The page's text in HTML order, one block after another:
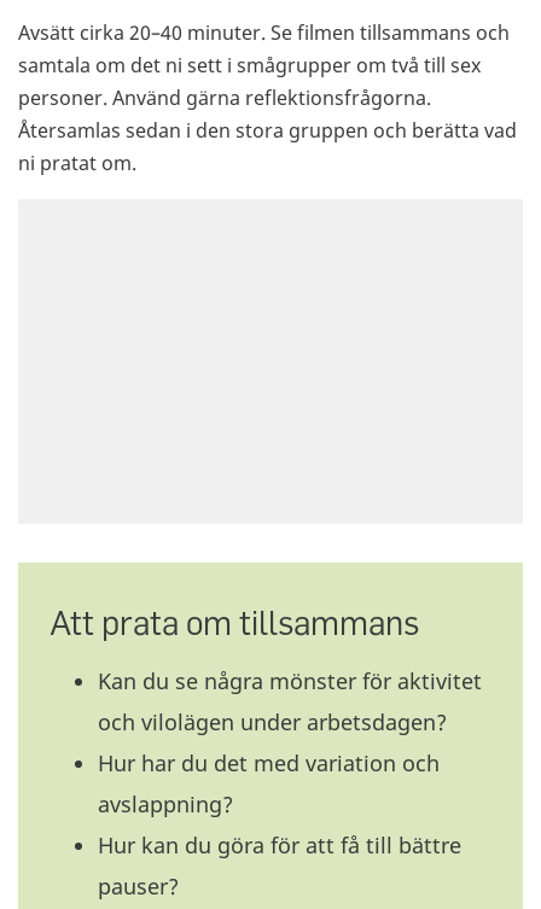
Avsätt cirka 20–40 minuter. Se filmen tillsammans och
samtala om det ni sett i smågrupper om två till sex
personer. Använd gärna reflektionsfrågorna.
Återsamlas sedan i den stora gruppen och berätta vad
ni pratat om.
Att prata om tillsammans
Kan du se några mönster för aktivitet
och vilolägen under arbetsdagen?
Hur har du det med variation och
avslappning?
Hur kan du göra för att få till bättre
pauser?